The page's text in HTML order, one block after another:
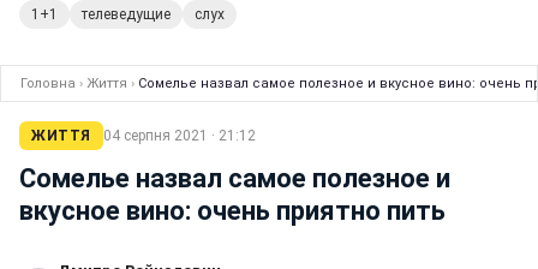
1+1 телеведущие слух
Головна › Життя › Сомелье назвал самое полезное и вкусное вино: очень
ЖИТТЯ 04 серпня 2021 · 21:12
Сомелье назвал самое полезное и
вкусное вино: очень приятно пить